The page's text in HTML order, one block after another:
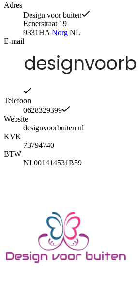
Adres
Design voor buiten
Eenerstraat 19
9331HA Norg NL
E-mail
Telefoon
0628329399
Website
designvoorbuiten.nl
KVK
73794740
BTW
NL001414531B59